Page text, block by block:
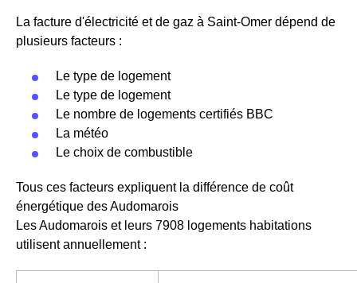
La facture d'électricité et de gaz à Saint-Omer dépend de
plusieurs facteurs :
Le type de logement
Le type de logement
Le nombre de logements certifiés BBC
La météo
Le choix de combustible
Tous ces facteurs expliquent la différence de coût
énergétique des Audomarois
Les Audomarois et leurs 7908 logements habitations
utilisent annuellement :